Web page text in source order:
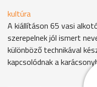
kultúra
A kiállításon 65 vasi
szerepelnek jól ismert
különböző technikával
kapcsolódnak a